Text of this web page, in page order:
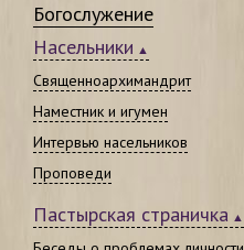
Богослужение
Насельники
Священноархимандрит
Наместник и игумен
Интервью насельников
Проповеди
Пастырская страничка